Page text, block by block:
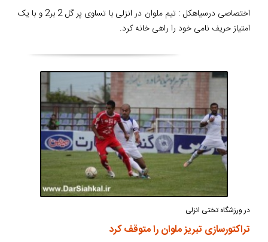
اختصاصی درسیاهکل : تیم ملوان در انزلی با تساوی پر گل 2 بر2 و با یک
امتیاز حریف نامی خود را راهی خانه کرد.
در ورزشگاه تختی انزلی
تراکتورسازی تبریز ملوان را متوقف کرد